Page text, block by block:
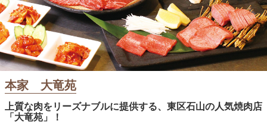
本家 大竜苑
上質な肉をリーズナブルに提供する、東区石山の人気焼肉店
「大竜苑」！